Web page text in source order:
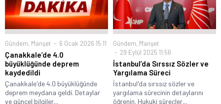
Gündem, Manşet 6 Ocak 2026 15:11
Çanakkale’de 4.0
büyüklüğünde deprem
kaydedildi
Çanakkale'de 4.0 büyüklüğünde
deprem meydana geldi. Detaylar
ve güncel bilgiler...
Gündem, Manşet
29 Eylül 2025 11:56
İstanbul’da Sırssız Sözler ve
Yargılama Süreci
İstanbul'da sırssız sözler ve
yargılama sürecinin detaylarını
öğrenin. Hukuki süreçler...